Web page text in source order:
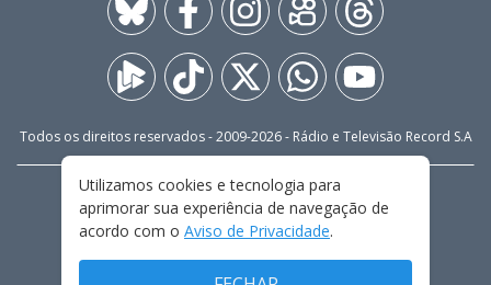
Todos os direitos reservados - 2009-2026- Rádio e Televisão Record S.A
FALE CONOSCO
PRIVACIDADE
TERMOS E CONDIÇÕES DE USO
Utilizamos cookies e tecnologia para
aprimorar sua experiência de navegação de
acordo com o Aviso de Privacidade.